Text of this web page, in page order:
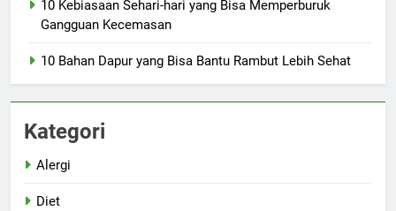
10 Kebiasaan Sehari-hari yang Bisa Memperburuk
Gangguan Kecemasan
10 Bahan Dapur yang Bisa Bantu Rambut Lebih Sehat
Kategori
Alergi
Diet